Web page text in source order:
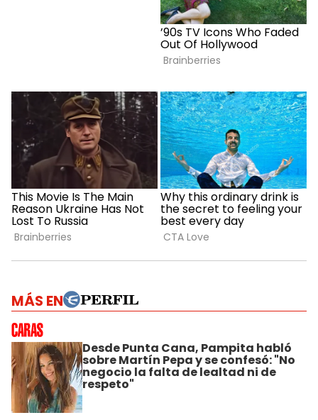
MÁS EN
Desde Punta Cana, Pampita habló
sobre Martín Pepa y se confesó: "No
negocio la falta de lealtad ni de
respeto"